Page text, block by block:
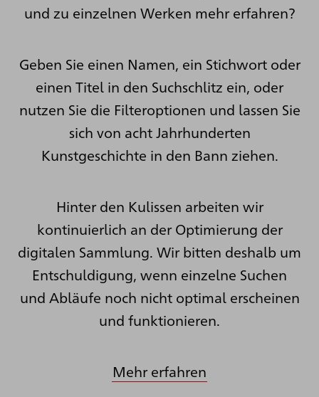
und zu einzelnen Werken mehr erfahren?
Geben Sie einen Namen, ein Stichwort oder
einen Titel in den Suchschlitz ein, oder
nutzen Sie die Filteroptionen und lassen Sie
sich von acht Jahrhunderten
Kunstgeschichte in den Bann ziehen.
Hinter den Kulissen arbeiten wir
kontinuierlich an der Optimierung der
digitalen Sammlung. Wir bitten deshalb um
Entschuldigung, wenn einzelne Suchen
und Abläufe noch nicht optimal erscheinen
und funktionieren.
Mehr erfahren